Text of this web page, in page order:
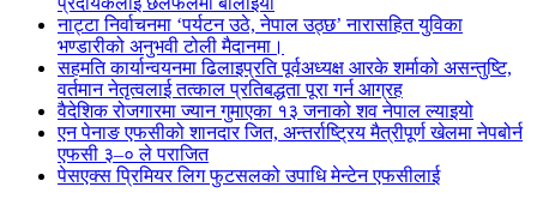
नाट्टा निर्वाचनमा ‘पर्यटन उठे, नेपाल उठ्छ’ नारासहित युविका
भण्डारीको अनुभवी टोली मैदानमा।
सहमति कार्यान्वयनमा ढिलाइप्रति पूर्वअध्यक्ष आरके शर्माको असन्तुष्टि,
वर्तमान नेतृत्वलाई तत्काल प्रतिबद्धता पूरा गर्न आग्रह
वैदेशिक रोजगारमा ज्यान गुमाएका १३ जनाको शव नेपाल ल्याइयो
एन पेनाङ एफसीको शानदार जित, अन्तर्राष्ट्रिय मैत्रीपूर्ण खेलमा नेपबोर्न
एफसी ३–० ले पराजित
पेसएक्स प्रिमियर लिग फुटसलको उपाधि मेन्टेन एफसीलाई